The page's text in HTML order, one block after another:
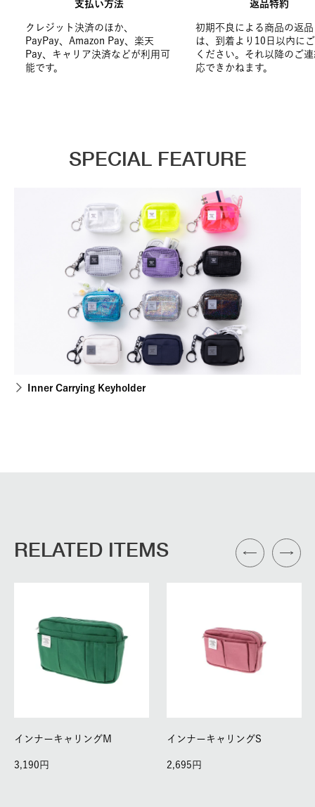
支払い方法
クレジット決済のほか、
PayPay、Amazon Pay、楽天
Pay、キャリア決済などが利用可
能です。
返品特約
初期不良による商品の返
は、到着より10日以内に
ください。それ以降のご
応できかねます。
SPECIAL FEATURE
Inner Carrying Keyholder
RELATED ITEMS
インナーキャリングM
3,190
インナーキャリングS
2,695